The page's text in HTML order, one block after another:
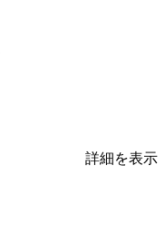
詳細を表示